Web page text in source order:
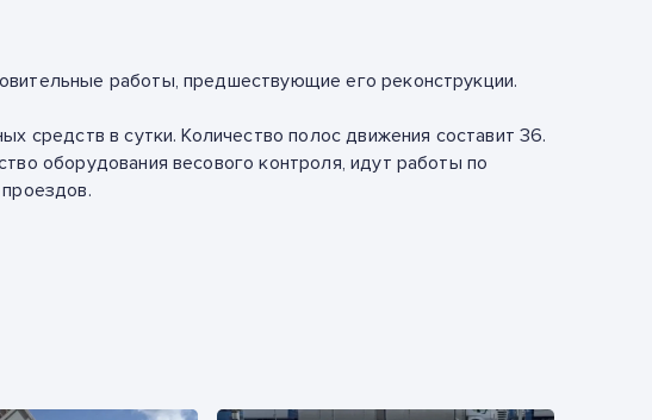
работы, предшествующие его реконструкции.
средств в сутки. Количество полос движения составит36.
оборудования весового контроля, идут работы по